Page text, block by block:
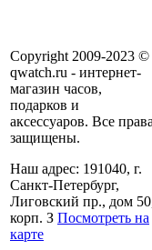
Copyright 2009-2023 ©
qwatch.ru - интернет-
магазин часов,
подарков и
аксессуаров. Все права
защищены.
Наш адрес: 191040, г.
Санкт-Петербург,
Лиговский пр., дом
корп. З Посмотреть на
карте